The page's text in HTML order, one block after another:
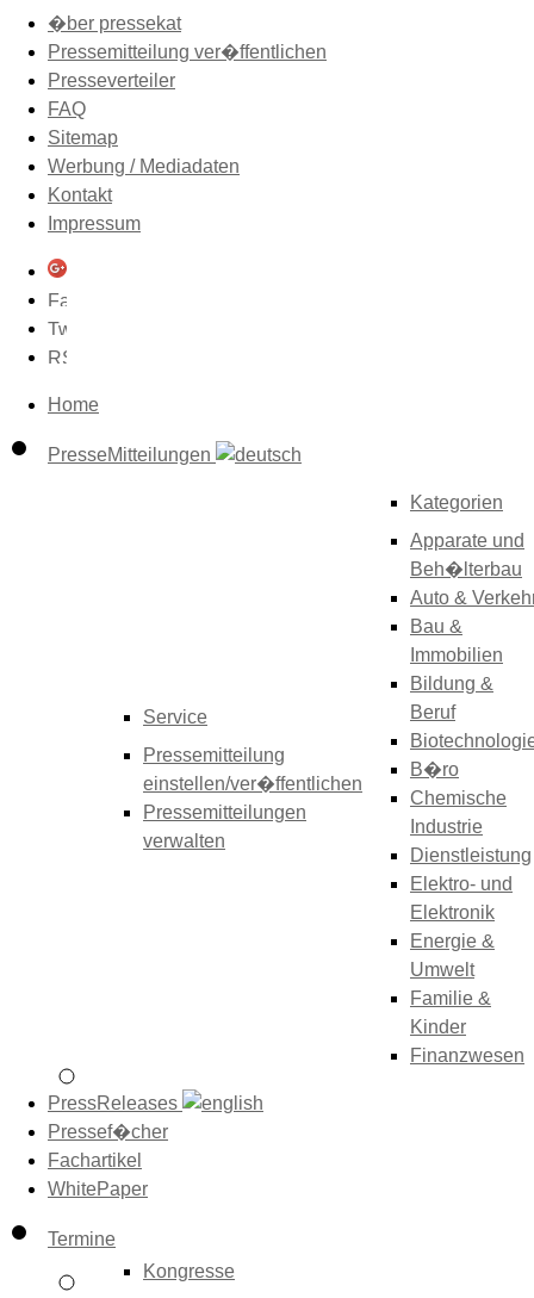
�ber pressekat
Pressemitteilung ver�ffentlichen
Presseverteiler
FAQ
Sitemap
Werbung / Mediadaten
Kontakt
Impressum
Home
PresseMitteilungen
Service
Pressemitteilung
einstellen/ver�ffentlichen
Pressemitteilungen
verwalten
Kategorien
Apparate und
Beh�lterbau
Auto &
Bau &
Immobilien
Bildung &
Beruf
B�ro
Chemische
Industrie
Dienstleistung
Elektro- und
Elektronik
Energie &
Umwelt
Familie &
Kinder
Finanzwesen
PressReleases
Pressef�cher
Fachartikel
WhitePaper
Termine
Kongresse